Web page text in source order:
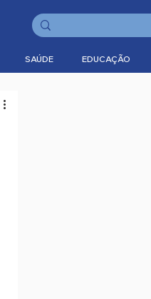
SAÚDE EDUCAÇÃO